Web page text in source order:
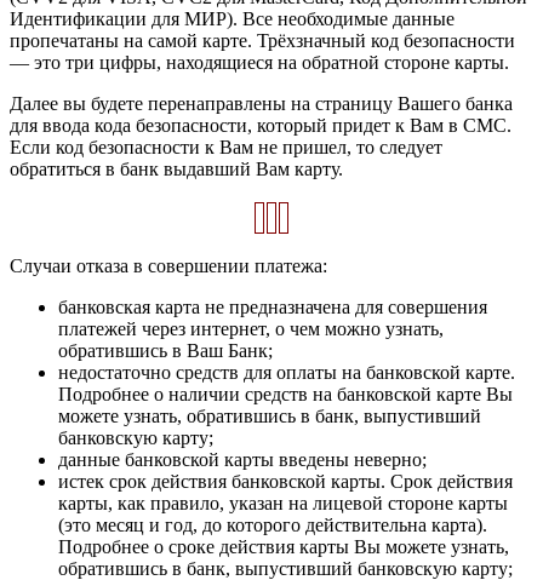
Идентификации для МИР). Все необходимые данные
пропечатаны на самой карте. Трёхзначный код безопасности
— это три цифры, находящиеся на обратной стороне карты.
Далее вы будете перенаправлены на страницу Вашего банка
для ввода кода безопасности, который придет к Вам в СМС.
Если код безопасности к Вам не пришел, то следует
обратиться в банк выдавший Вам карту.
Случаи отказа в совершении платежа:
банковская карта не предназначена для совершения
платежей через интернет, о чем можно узнать,
обратившись в Ваш Банк;
недостаточно средств для оплаты на банковской карте.
Подробнее о наличии средств на банковской карте Вы
можете узнать, обратившись в банк, выпустивший
банковскую карту;
данные банковской карты введены неверно;
истек срок действия банковской карты. Срок действия
карты, как правило, указан на лицевой стороне карты
(это месяц и год, до которого действительна карта).
Подробнее о сроке действия карты Вы можете узнать,
обратившись в банк, выпустивший банковскую карту;